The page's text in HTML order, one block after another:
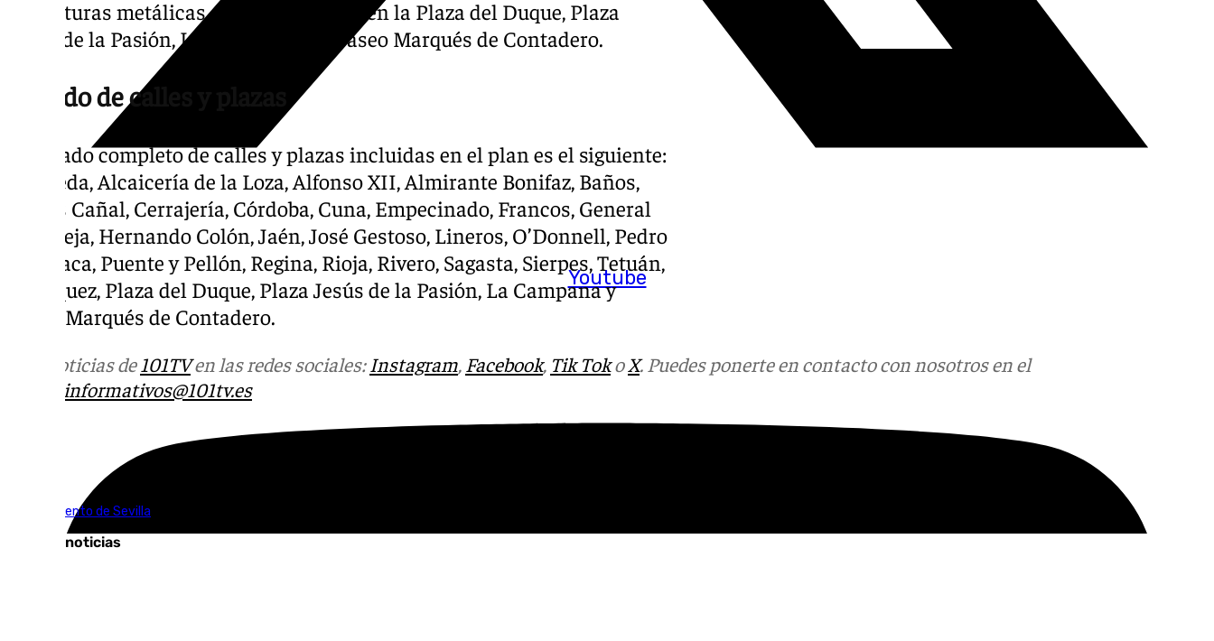
Youtube
estructuras metálicas que se colocarán en la Plaza del Duque, Plaza
Jesús de la Pasión, La Campana y el Paseo Marqués de Contadero.
Listado de calles y plazas
El listado completo de calles y plazas incluidas en el plan es el siguiente:
Albareda, Alcaicería de la Loza, Alfonso XII, Almirante Bonifaz, Baños,
Carlos Cañal, Cerrajería, Córdoba, Cuna, Empecinado, Francos, General
Polavieja, Hernando Colón, Jaén, José Gestoso, Lineros, O’Donnell, Pedro
Caravaca, Puente y Pellón, Regina, Rioja, Rivero, Sagasta, Sierpes, Tetuán,
Velázquez, Plaza del Duque, Plaza Jesús de la Pasión, La Campana y
Paseo Marqués de Contadero.
Más noticias de101TVen las redes sociales:Instagram, Facebook, Tik TokoX. Puedes ponerte en contacto con nosotros en el
informativos@101tv.es
Ayuntamiento de Sevilla
Últimas noticias